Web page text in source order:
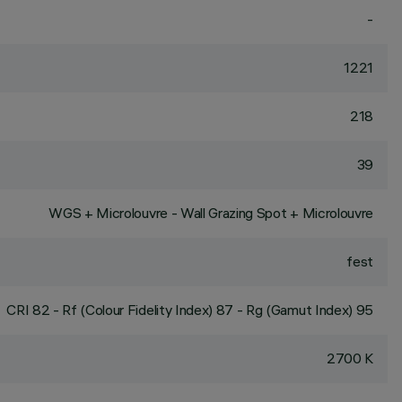
-
1221
218
39
WGS + Microlouvre - Wall Grazing Spot + Microlouvre
fest
CRI 82 - Rf (Colour Fidelity Index) 87 - Rg (Gamut Index) 95
2700 K